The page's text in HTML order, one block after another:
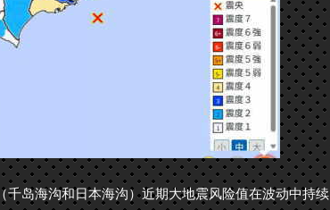
岛海沟和日本海沟）近期大地震风险值在波动中持续